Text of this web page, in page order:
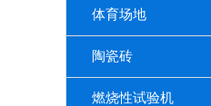
体育场地
陶瓷砖
燃烧性试验机